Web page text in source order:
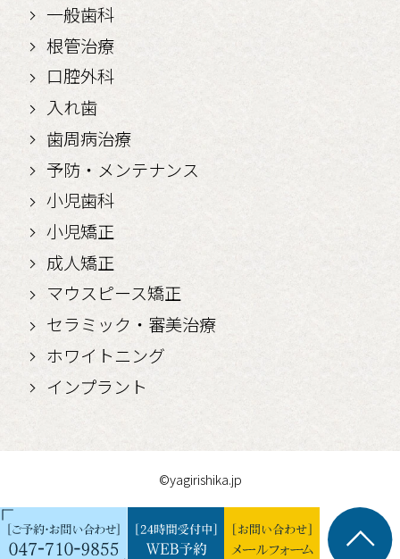
一般歯科
根管治療
口腔外科
入れ歯
歯周病治療
予防・メンテナンス
小児歯科
小児矯正
成人矯正
マウスピース矯正
セラミック・審美治療
ホワイトニング
インプラント
©yagirishika.jp